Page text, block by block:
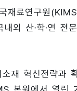
재료연구원
외 산·학·연 전
재 혁신전략과